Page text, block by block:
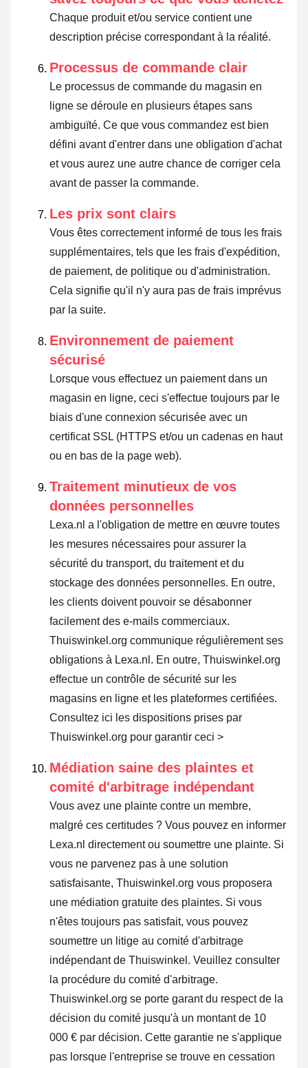
Chaque produit et/ou service contient une
description précise correspondant à la réalité.
Processus de commande clair
Le processus de commande du magasin en
ligne se déroule en plusieurs étapes sans
ambiguïté. Ce que vous commandez est bien
défini avant d'entrer dans une obligation d'achat
et vous aurez une autre chance de corriger cela
avant de passer la commande.
Les prix sont clairs
Vous êtes correctement informé de tous les frais
supplémentaires, tels que les frais d'expédition,
de paiement, de politique ou d'administration.
Cela signifie qu'il n'y aura pas de frais imprévus
par la suite.
Environnement de paiement
sécurisé
Lorsque vous effectuez un paiement dans un
magasin en ligne, ceci s'effectue toujours par le
biais d'une connexion sécurisée avec un
certificat SSL (HTTPS et/ou un cadenas en haut
ou en bas de la page web).
Traitement minutieux de vos
données personnelles
Lexa.nl a l'obligation de mettre en œuvre toutes
les mesures nécessaires pour assurer la
sécurité du transport, du traitement et du
stockage des données personnelles. En outre,
les clients doivent pouvoir se désabonner
facilement des e-mails commerciaux.
Thuiswinkel.org communique régulièrement ses
obligations à Lexa.nl. En outre, Thuiswinkel.org
effectue un contrôle de sécurité sur les
magasins en ligne et les plateformes certifiées.
Consultez ici les dispositions prises par
Thuiswinkel.org pour garantir ceci >
Médiation saine des plaintes et
comité d'arbitrage indépendant
Vous avez une plainte contre un membre,
malgré ces certitudes ? Vous pouvez en informer
Lexa.nl directement ou soumettre une plainte. Si
vous ne parvenez pas à une solution
satisfaisante, Thuiswinkel.org vous proposera
une médiation gratuite des plaintes. Si vous
n'êtes toujours pas satisfait, vous pouvez
soumettre un litige au comité d'arbitrage
indépendant de Thuiswinkel. Veuillez consulter
la procédure du comité d'arbitrage.
Thuiswinkel.org se porte garant du respect de la
décision du comité jusqu'à un montant de 10
000 € par décision. Cette garantie ne s'applique
pas lorsque l'entreprise se trouve en cessation